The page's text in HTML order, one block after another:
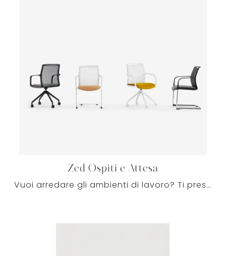
Zed Ospiti e Attesa
Vuoi arredare gli ambienti di lavoro? Ti presentiamo varie proposte di sedie ospiti e attesa in tessuto, come il modello Zed Ospiti e Attesa di ...